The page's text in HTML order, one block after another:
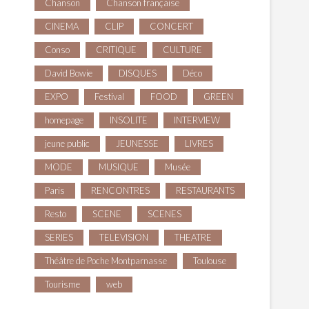
Chanson Chanson française
CINEMA CLIP CONCERT
Conso CRITIQUE CULTURE
David Bowie DISQUES Déco
EXPO Festival FOOD GREEN
homepage INSOLITE INTERVIEW
jeune public JEUNESSE LIVRES
MODE MUSIQUE Musée
Paris RENCONTRES RESTAURANTS
Resto SCENE SCENES
SERIES TELEVISION THEATRE
Théâtre de Poche Montparnasse Toulouse
Tourisme web